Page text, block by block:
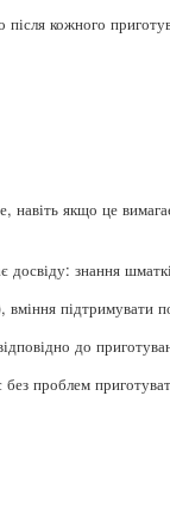
після кожного
якщо це
досвіду: знання
підтримувати
до
проблем